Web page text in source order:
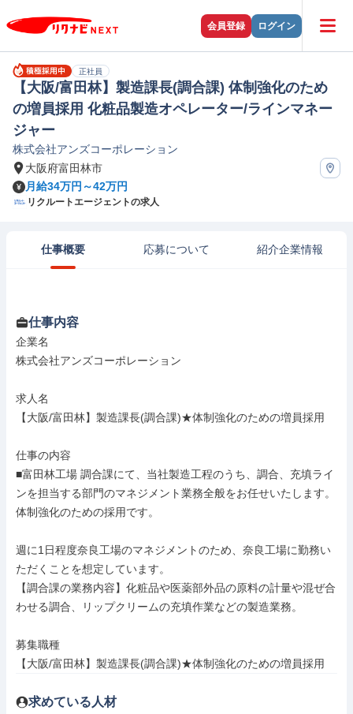
会員登録 ログイン
正社員
【大阪/富田林】製造課長(調合課) 体制強化のため
の増員採用 化粧品製造オペレーター/ラインマネー
ジャー
株式会社アンズコーポレーション
大阪府富田林市
月給34万円～42万円
リクルートエージェントの求人
仕事概要 応募について 紹介企業情報
仕事内容
企業名
株式会社アンズコーポレーション
求人名
【大阪/富田林】製造課長(調合課)★体制強化のための増員採用
仕事の内容
■富田林工場 調合課にて、当社製造工程のうち、調合、充填ライ
ンを担当する部門のマネジメント業務全般をお任せいたします。
体制強化のための採用です。
週に1日程度奈良工場のマネジメントのため、奈良工場に勤務い
ただくことを想定しています。
【調合課の業務内容】化粧品や医薬部外品の原料の計量や混ぜ合
わせる調合、リップクリームの充填作業などの製造業務。
募集職種
【大阪/富田林】製造課長(調合課)★体制強化のための増員採用
求めている人材